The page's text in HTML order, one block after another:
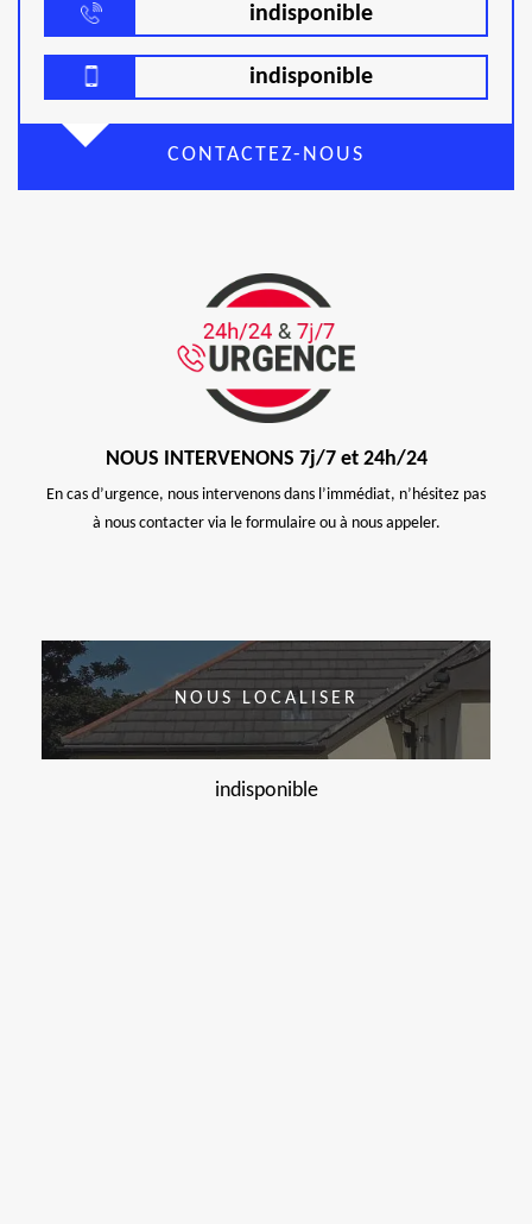
indisponible
indisponible
CONTACTEZ-NOUS
NOUS INTERVENONS 7j/7 et 24h/24
En cas d’urgence, nous intervenons dans l’immédiat, n’hésitez pas
à nous contacter via le formulaire ou à nous appeler.
NOUS LOCALISER
indisponible